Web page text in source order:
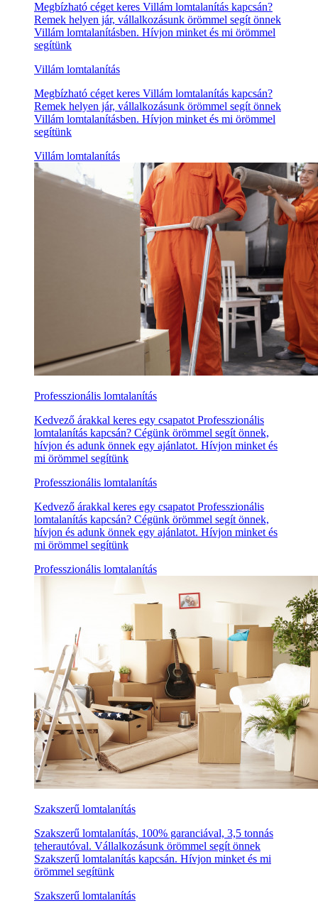
Megbízható céget keres Villám lomtalanítás kapcsán?
Remek helyen jár, vállalkozásunk örömmel segít önnek
Villám lomtalanításben. Hívjon minket és mi örömmel
segítünk
Villám lomtalanítás
Megbízható céget keres Villám lomtalanítás kapcsán?
Remek helyen jár, vállalkozásunk örömmel segít önnek
Villám lomtalanításben. Hívjon minket és mi örömmel
segítünk
Villám lomtalanítás
Professzionális lomtalanítás
Kedvező árakkal keres egy csapatot Professzionális
lomtalanítás kapcsán? Cégünk örömmel segít önnek,
hívjon és adunk önnek egy ajánlatot. Hívjon minket és
mi örömmel segítünk
Professzionális lomtalanítás
Kedvező árakkal keres egy csapatot Professzionális
lomtalanítás kapcsán? Cégünk örömmel segít önnek,
hívjon és adunk önnek egy ajánlatot. Hívjon minket és
mi örömmel segítünk
Professzionális lomtalanítás
Szakszerű lomtalanítás
Szakszerű lomtalanítás, 100% garanciával, 3,5 tonnás
teherautóval. Vállalkozásunk örömmel segít önnek
Szakszerű lomtalanítás kapcsán. Hívjon minket és mi
örömmel segítünk
Szakszerű lomtalanítás